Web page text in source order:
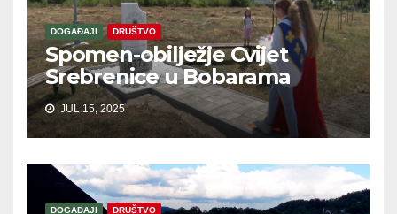
DOGAĐAJI DRUŠTVO
Spomen-obilježje Cvijet
Srebrenice u Bobarama
JUL 15, 2025
DOGAĐAJI DRUŠTVO